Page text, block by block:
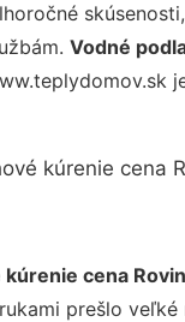
Vodné
cena
prešlo veľké